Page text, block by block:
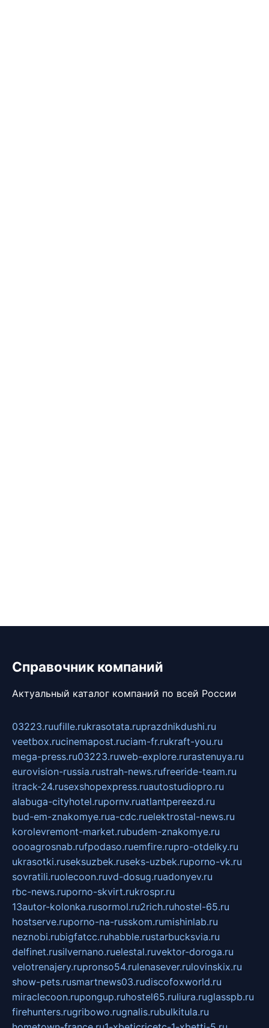
Справочник компаний
Актуальный каталог компаний по всей России
03223.ruufille.rukrasotata.ruprazdnikdushi.ru
veetbox.rucinemapost.ruciam-fr.rukraft-you.ru
mega-press.ru03223.ruweb-explore.rurastenuya.ru
eurovision-russia.rustrah-news.rufreeride-team.ru
itrack-24.rusexshopexpress.ruautostudiopro.ru
alabuga-cityhotel.rupornv.ruatlantpereezd.ru
bud-em-znakomye.rua-cdc.ruelektrostal-news.ru
korolevremont-market.rubudem-znakomye.ru
oooagrosnab.rufpodaso.ruemfire.rupro-otdelky.ru
ukrasotki.ruseksuzbek.ruseks-uzbek.ruporno-vk.ru
sovratili.ruolecoon.ruvd-dosug.ruadonyev.ru
rbc-news.ruporno-skvirt.rukrospr.ru
13autor-kolonka.rusormol.ru2rich.ruhostel-65.ru
hostserve.ruporno-na-russkom.rumishinlab.ru
neznobi.rubigfatcc.ruhabble.rustarbucksvia.ru
delfinet.rusilvernano.ruelestal.ruvektor-doroga.ru
velotrenajery.rupronso54.rulenasever.rulovinskix.ru
show-pets.rusmartnews03.rudiscofoxworld.ru
miraclecoon.rupongup.ruhostel65.ruliura.ruglasspb.ru
firehunters.rugribowo.rugnalis.rubulkitula.ru